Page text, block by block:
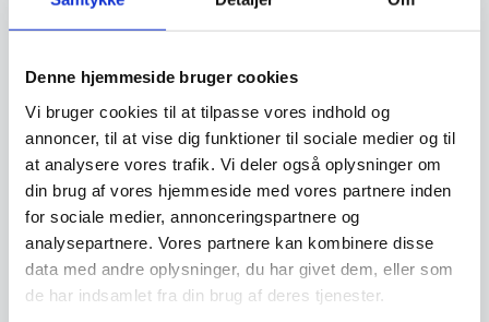
Denne hjemmeside bruger cookies
Vi bruger cookies til at tilpasse vores indhold og
annoncer, til at vise dig funktioner til sociale medier og til
at analysere vores trafik. Vi deler også oplysninger om
din brug af vores hjemmeside med vores partnere inden
for sociale medier, annonceringspartnere og
analysepartnere. Vores partnere kan kombinere disse
data med andre oplysninger, du har givet dem, eller som
de har indsamlet fra din brug af deres tjenester.
Vi prismatcher - Klik her
Relaterede varer